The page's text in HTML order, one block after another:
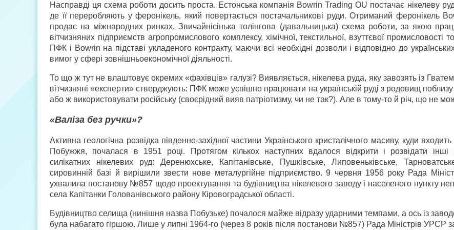
Насправді ця схема роботи досить проста. Естонська компанія Bowrin Trading OU постачає нікелеву
де її переробляють у феронікель, який повертається постачальникові руди. Отриманий феронікель
продає на міжнародних ринках. Звичайнісінька толінгова (давальницька) схема роботи, за якою
вітчизняних підприємств агропромислового комплексу, хімічної, текстильної, взуттєвої промисловості
ПФК і Bowrin на підставі укладеного контракту, маючи всі необхідні дозволи і відповідно до
вимог у сфері зовнішньоекономічної діяльності.
То що ж тут не влаштовує окремих «фахівців» галузі? Виявляється, нікелева руда, яку завозять із
вітчизняні «експерти» стверджують: ПФК може успішно працювати на українській руді з родовищ поблизу
або ж використовувати російську (своєрідний вияв патріотизму, чи не так?). Але в тому-то й річ, що не
«Валіза без ручки»?
Активна геологічна розвідка південно-західної частини Українського кристалічного масиву, куди
Побужжя, почалася в 1951 році. Протягом кількох наступних вдалося відкрити і розвідати інші
силікатних нікелевих руд: Деренюхське, Капітанівське, Пушківське, Липовеньківське,
сировинній базі й вирішили звести нове металургійне підприємство. 9 червня 1956 року Рада
ухвалила постанову №857 щодо проектування та будівництва нікелевого заводу і населеного пункту
села Капітанки Голованівського району Кіровоградської області.
Будівництво селища (нинішня назва Побузьке) почалося майже відразу ударними темпами, а ось із
була набагато гіршою. Лише у липні 1964-го (через 8 років після постанови №857) Рада Міністрів УРСР